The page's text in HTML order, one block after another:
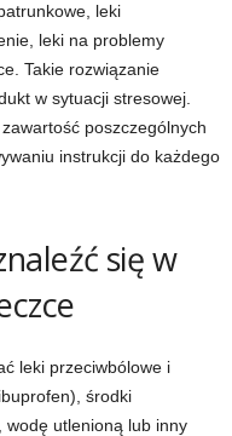
leki
leki na problemy
Takie rozwiązanie
w sytuacji stresowej.
poszczególnych
instrukcji do każdego
się w
leki przeciwbólowe i
środki
wodę utlenioną lub inny